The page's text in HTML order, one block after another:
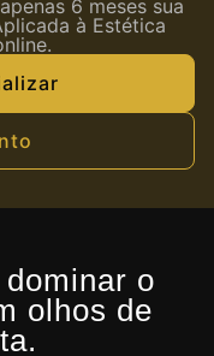
6 meses sua
à Estética
o
olhos de